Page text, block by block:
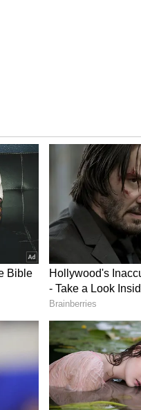
ಸಿ.ಟಿ.ಓ. ವೃತ್ತಗಳಿಂದ
ಲೋಕಭವನಕ್ಕೆ
ಗಂಟೆಯ ಒಳಗೆ
ವೃತ್ತದಿಂದ ಪೊಲೀಸ್
ಹೊರತುಪಡಿಸಿ,
ಇರುವುದಿಲ್ಲ.